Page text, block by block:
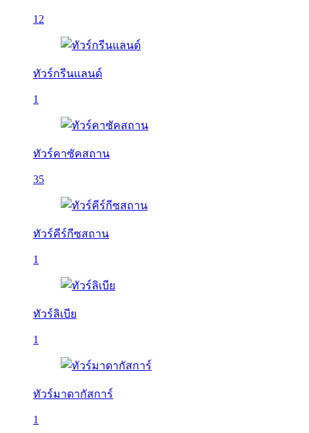
12
ทัวร์กรีนแลนด์
1
ทัวร์คาซัคสถาน
35
ทัวร์คีร์กีซสถาน
1
ทัวร์ลิเบีย
1
ทัวร์มาดากัสการ์
1